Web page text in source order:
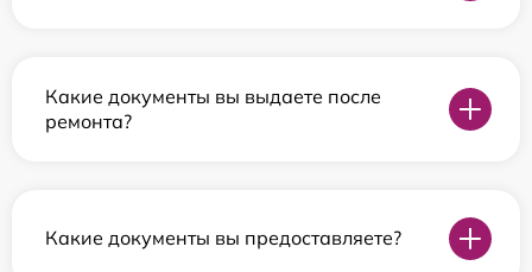
Какие документы вы выдаете после
ремонта?
Какие документы вы предоставляете?